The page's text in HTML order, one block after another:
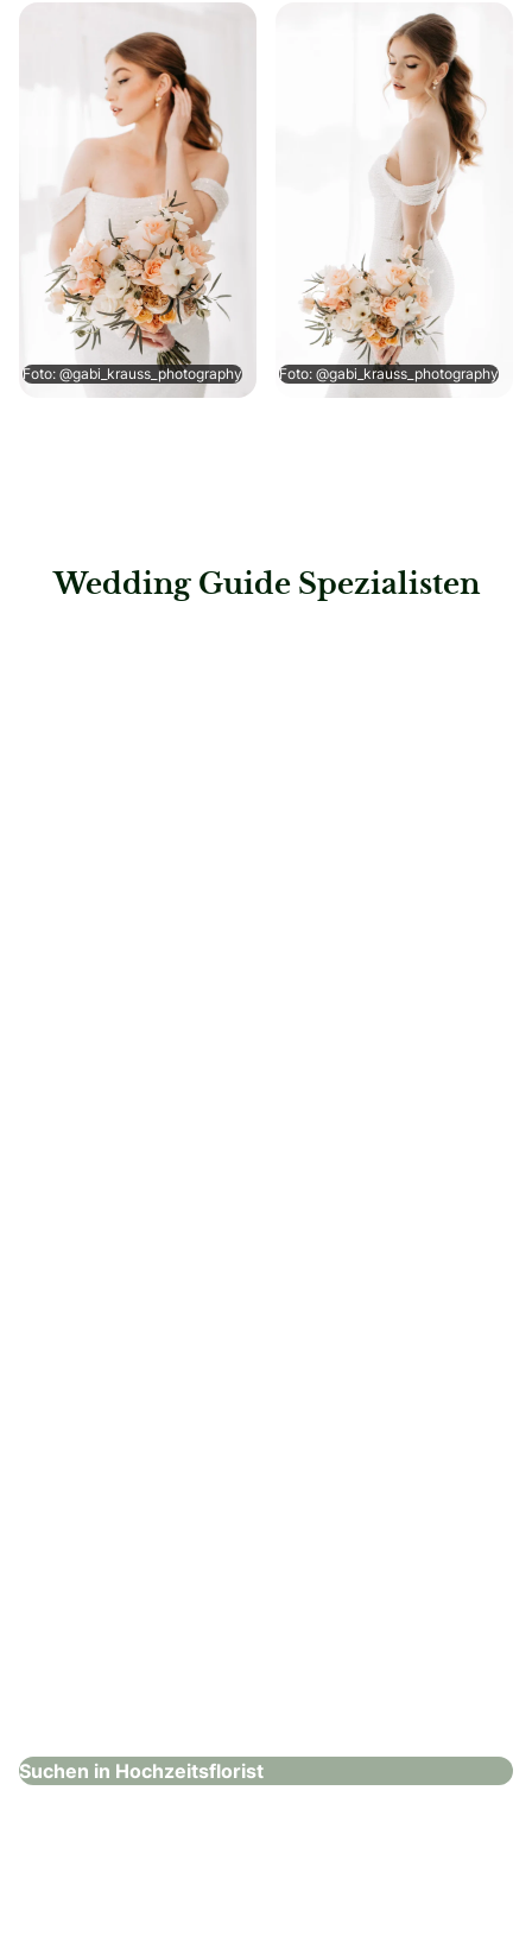
Foto: @gabi_krauss_photography Foto: @gabi_krauss_photography
Wedding Guide Spezialisten
Suchen in Hochzeitsflorist